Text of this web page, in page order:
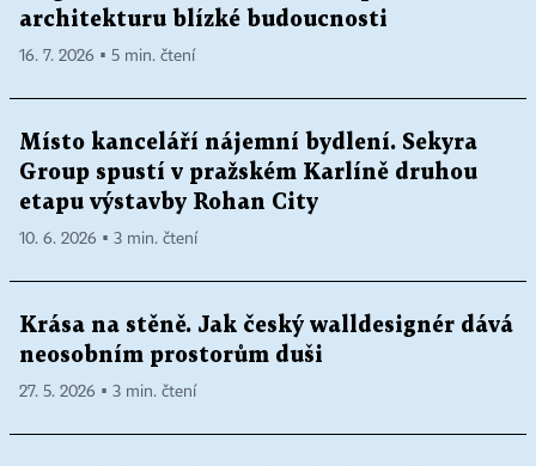
architekturu blízké budoucnosti
16. 7. 2026 ▪ 5 min. čtení
Místo kanceláří nájemní bydlení. Sekyra
Group spustí v pražském Karlíně druhou
etapu výstavby Rohan City
10. 6. 2026 ▪ 3 min. čtení
Krása na stěně. Jak český walldesignér dává
neosobním prostorům duši
27. 5. 2026 ▪ 3 min. čtení